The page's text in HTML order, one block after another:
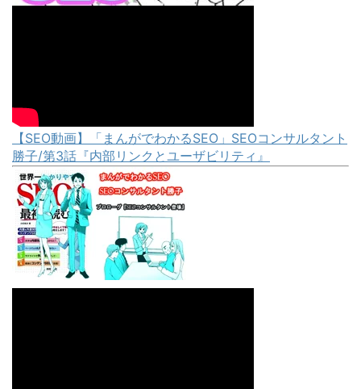
【SEO動画】「まんがでわかるSEO」SEOコンサルタント
勝子/第3話『内部リンクとユーザビリティ』